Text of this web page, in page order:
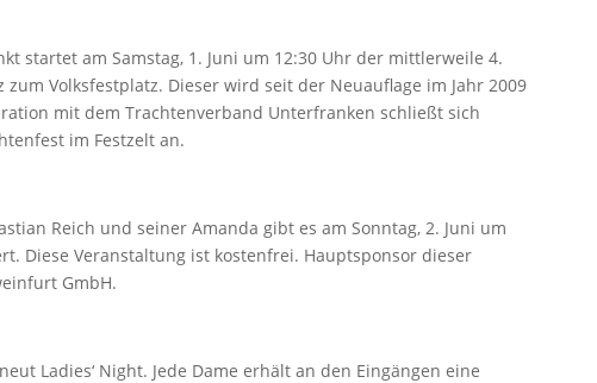
startet am Samstag, 1. Juni um 12:30 Uhr der mittlerweile 4.
Volksfestplatz. Dieser wird seit der Neuauflage im Jahr 2009
mit dem Trachtenverband Unterfranken schließt sich
im Festzelt an.
Reich und seiner Amanda gibt es am Sonntag, 2. Juni um
Diese Veranstaltung ist kostenfrei. Hauptsponsor dieser
GmbH.
Ladies‘ Night. Jede Dame erhält an den Eingängen eine